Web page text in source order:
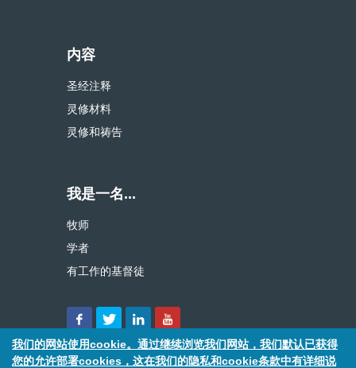
内容
圣经注释
灵修材料
灵修和祷告
我是一名...
牧师
学者
有工作的基督徒
我们的网站使用cookie。通过继续浏览我们网站，我们默认已获得
您的允许部署cookies，这在我们的隐私和cookie条款中有详细说